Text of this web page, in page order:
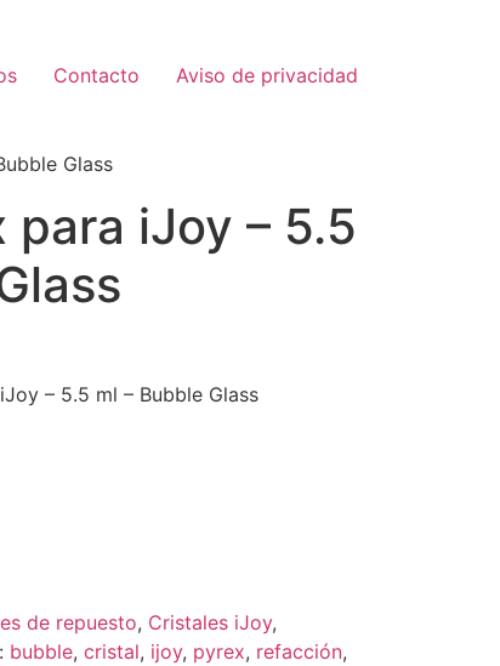
Contacto Aviso de privacidad
Glass
para iJoy – 5.5
– 5.5 ml – Bubble Glass
de repuesto, Cristales iJoy,
bubble, cristal, ijoy, pyrex, refacción,